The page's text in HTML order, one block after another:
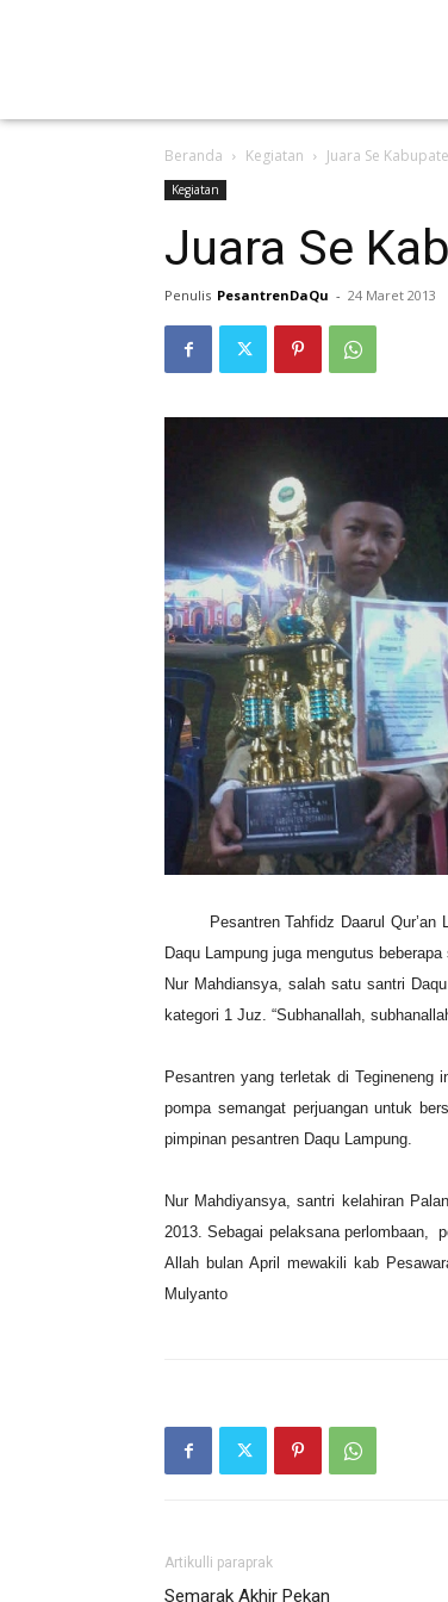
Beranda Kegiatan Juara Se
Kegiatan
Juara Se
Penulis PesantrenDaQu - 24 Maret 2013
Pesantren Tahfidz Daarul
Daqu Lampung juga mengutus
Nur Mahdiansya, salah satu santri
kategori 1 Juz. “Subhanallah,
Pesantren yang terletak di Tegineneng
pompa semangat perjuangan untuk
pimpinan pesantren Daqu Lampung.
Nur Mahdiyansya, santri kelahiran
2013. Sebagai pelaksana perlombaan,
Allah bulan April mewakili kab
Mulyanto
Artikulli paraprak
Semarak Akhir Pekan